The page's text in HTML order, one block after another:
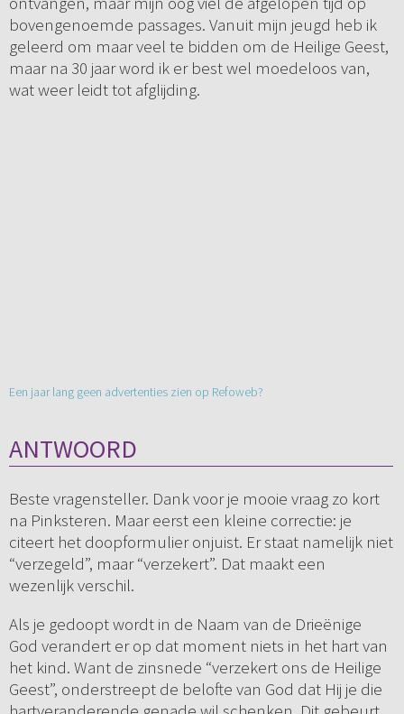
bovengenoemde passages. Vanuit mijn jeugd heb ik
geleerd om maar veel te bidden om de Heilige Geest,
maar na 30 jaar word ik er best wel moedeloos van,
wat weer leidt tot afglijding.
Een jaar lang geen advertenties zien op Refoweb?
ANTWOORD
Beste vragensteller. Dank voor je mooie vraag zo kort
na Pinksteren. Maar eerst een kleine correctie: je
citeert het doopformulier onjuist. Er staat namelijk niet
“verzegeld”, maar “verzekert”. Dat maakt een
wezenlijk verschil.
Als je gedoopt wordt in de Naam van de Drieënige
God verandert er op dat moment niets in het hart van
het kind. Want de zinsnede “verzekert ons de Heilige
Geest”, onderstreept de belofte van God dat Hij je die